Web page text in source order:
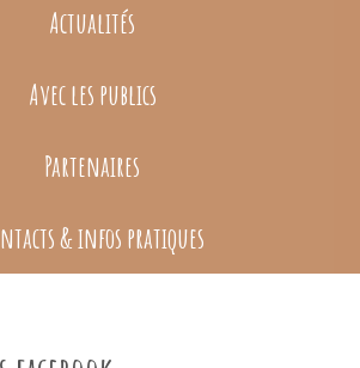
Actualités
Avec les publics
Partenaires
& infos pratiques